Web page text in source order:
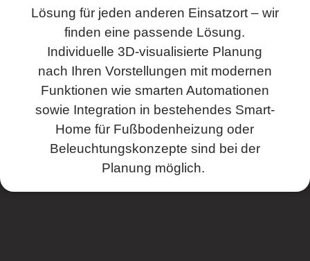
Lösung für jeden anderen Einsatzort – wir
finden eine passende Lösung.
Individuelle 3D-visualisierte Planung
nach Ihren Vorstellungen mit modernen
Funktionen wie smarten Automationen
sowie Integration in bestehendes Smart-
Home für Fußbodenheizung oder
Beleuchtungskonzepte sind bei der
Planung möglich.